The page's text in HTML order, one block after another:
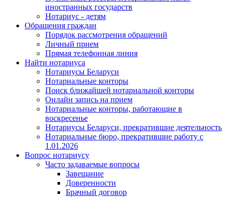
иностранных государств
Нотариус - детям
Обращения граждан
Порядок рассмотрения обращений
Личный прием
Прямая телефонная линия
Найти нотариуса
Нотариусы Беларуси
Нотариальные конторы
Поиск ближайшей нотариальной конторы
Онлайн запись на прием
Нотариальные конторы, работающие в
воскресенье
Нотариусы Беларуси, прекратившие деятельность
Нотариальные бюро, прекратившие работу с
1.01.2026
Вопрос нотариусу
Часто задаваемые вопросы
Завещание
Доверенности
Брачный договор